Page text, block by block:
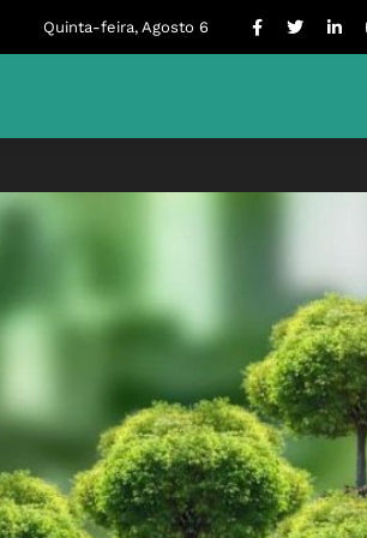
Quinta-feira, Agosto 6